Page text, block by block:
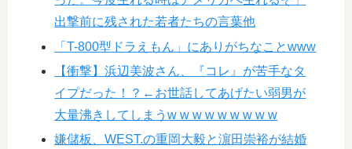
出撃前に残された若者たちの言葉他
「T-800型ドラえもん」にありがちなことwww
【衝撃】浜辺美波さん、『コレ』が苦手なタ
イプだった！？←お世話してあげたい弱男が
大量沸きしてしまうw w w w w w w w w
嫌儲板、WEST.の重岡大毅と濵田崇裕が結婚